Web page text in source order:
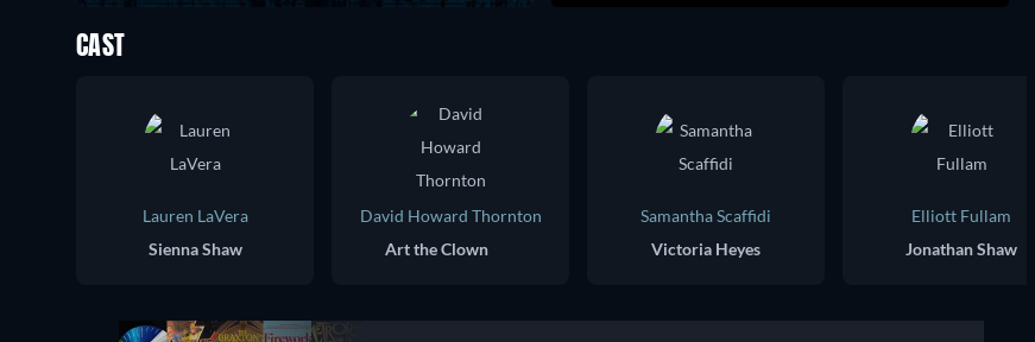
CAST
Lauren LaVera
Sienna Shaw
David Howard Thornton
Art the Clown
Samantha Scaffidi
Victoria Heyes
Elliott Fullam
Jonathan Shaw